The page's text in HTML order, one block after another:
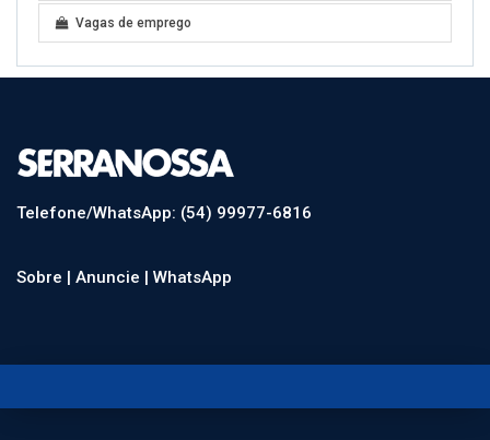
Vagas de emprego
Telefone/WhatsApp: (54) 99977-6816
Sobre | Anuncie | WhatsApp